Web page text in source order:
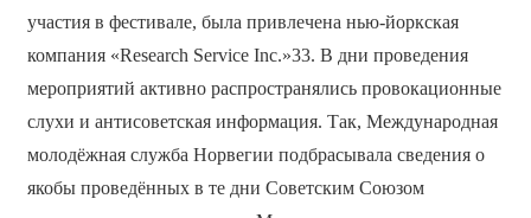
участия в фестивале, была привлечена нью-йоркская
компания «Research Service Inc.»33. В дни проведения
мероприятий активно распространялись провокационные
слухи и антисоветская информация. Так, Международная
молодёжная служба Норвегии подбрасывала сведения о
якобы проведённых в те дни Советским Союзом